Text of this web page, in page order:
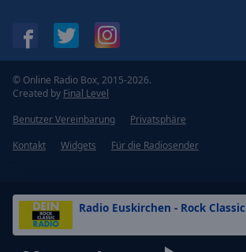
Radio Euskirchen - Rock Classic
© Online Radio Box, 2015-2026.
Created by Final Level
Benutzer Vereinbarung
Privatsphäre
Kontakt
Widgets Für die Radiosender